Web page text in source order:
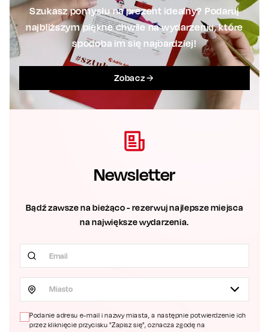
Szukasz pomysłu na prezent idealny? Podaruj
najbliższym piękne chwile na wydarzeniu, które
spodoba im się najbardziej!
Zobacz
Newsletter
Bądź zawsze na bieżąco - rezerwuj najlepsze miejsca
na największe wydarzenia.
Miasto
Podanie adresu e-mail i nazwy miasta, a następnie potwierdzenie ich
przez kliknięcie przycisku "Zapisz się", oznacza zgodę na